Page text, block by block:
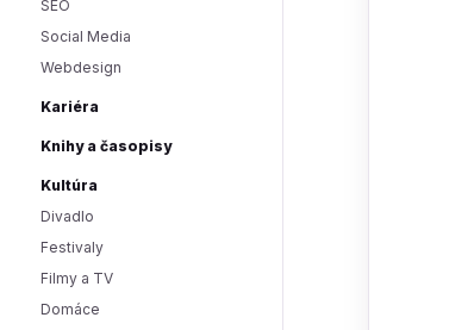
SEO
Social Media
Webdesign
Kariéra
Knihy a časopisy
Kultúra
Divadlo
Festivaly
Filmy a TV
Domáce